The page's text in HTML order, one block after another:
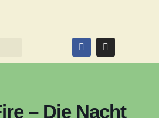
– Die Nacht